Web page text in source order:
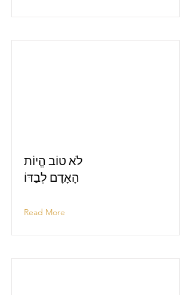
לֹא טוֹב הֱיוֹת
הָאָדָם לְבַדּוֹ
Read More